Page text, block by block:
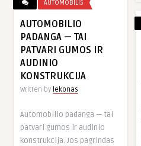
AUTOMOBILIS
AUTOMOBILIO
PADANGA — TAI
PATVARI GUMOS IR
AUDINIO
KONSTRUKCIJA
Written by lekonas
Automobilio padanga — tai
patvari gumos ir audinio
konstrukcija. Jos pagrindas